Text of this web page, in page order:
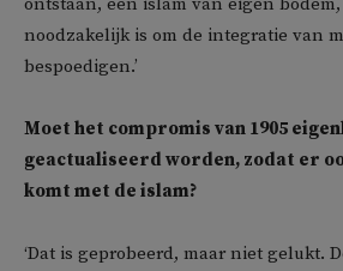
noodzakelijk is om de integratie van
bespoedigen.’
Moet het compromis van 1905
geactualiseerd worden, zodat er
komt met de islam?
‘Dat is geprobeerd, maar niet gelukt.